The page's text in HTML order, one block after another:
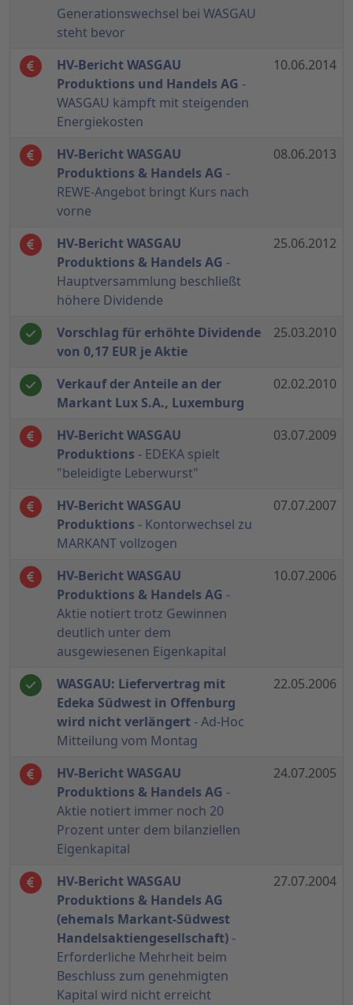
Generationswechsel bei WASGAU
steht bevor
HV-Bericht WASGAU
Produktions und Handels AG -
WASGAU kämpft mit steigenden
Energiekosten
10.06.2014
HV-Bericht WASGAU
Produktions & Handels AG -
REWE-Angebot bringt Kurs nach
vorne
08.06.2013
HV-Bericht WASGAU
Produktions & Handels AG -
Hauptversammlung beschließt
höhere Dividende
25.06.2012
Vorschlag für erhöhte Dividende
von 0,17 EUR je Aktie
25.03.2010
Verkauf der Anteile an der
Markant Lux S.A., Luxemburg
02.02.2010
HV-Bericht WASGAU
Produktions - EDEKA spielt
"beleidigte Leberwurst"
03.07.2009
HV-Bericht WASGAU
Produktions - Kontorwechsel zu
MARKANT vollzogen
07.07.2007
HV-Bericht WASGAU
Produktions & Handels AG -
Aktie notiert trotz Gewinnen
deutlich unter dem
ausgewiesenen Eigenkapital
10.07.2006
WASGAU: Liefervertrag mit
Edeka Südwest in Offenburg
wird nicht verlängert- Ad-Hoc
Mitteilung vom Montag
22.05.2006
HV-Bericht WASGAU
Produktions & Handels AG -
Aktie notiert immer noch 20
Prozent unter dem bilanziellen
Eigenkapital
24.07.2005
HV-Bericht WASGAU
Produktions & Handels AG
(ehemals Markant-Südwest
Handelsaktiengesellschaft)-
Erforderliche Mehrheit beim
Beschluss zum genehmigten
Kapital wird nicht erreicht
27.07.2004